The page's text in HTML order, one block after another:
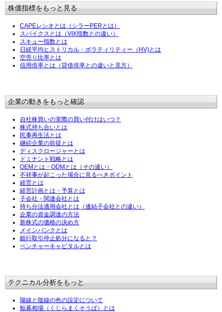
株価指標をもっと見る
CAPEレシオとは（シラーPERとは）
スパイクスとは（VIX指数との違い）
スキュー指数とは
日経平均ヒストリカル・ボラティリティー（HV)とは
空売り比率とは
信用倍率とは（貸借倍率との違いと見方）
企業の動きをもっと確認
自社株買いの実際の買い付けはいつ？
株式持ち合いとは
民事再生法とは
継続企業の前提とは
ディスクロージャーとは
ドミナント戦略とは
OEMとは・ODMとは（その違い）
不祥事が起こった場合に見るべきポイント
経営とは
経営計画とは・予算とは
子会社・関連会社とは
持ち分法適用会社とは（連結子会社との違い）
企業の資金調達の方法
新株式の価格の決め方
メインバンクとは
銀行取引停止処分になると？
ベンチャーキャピタルとは
テクニカル分析をもっと
陽線と陰線の色の設定について
鯨幕相場（くじらまくそうば）とは